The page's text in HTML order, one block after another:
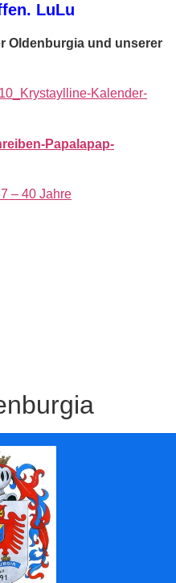
LuLu
Oldenburgia und unserer
Kalender-
Papalapap-
– 40 Jahre